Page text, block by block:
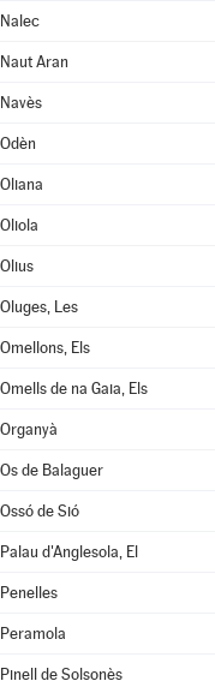
Nalec
Naut Aran
Navès
Odèn
Oliana
Oliola
Olius
Oluges, Les
Omellons, Els
Omells de na Gaia, Els
Organyà
Os de Balaguer
Ossó de Sió
Palau d'Anglesola, El
Penelles
Peramola
Pinell de Solsonès